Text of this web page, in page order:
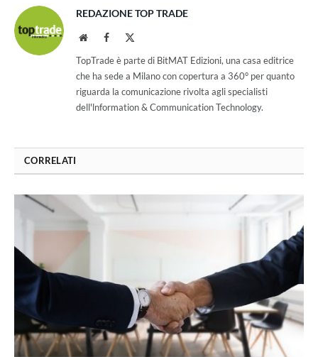
REDAZIONE TOP TRADE
WebsiteFacebook
TopTrade è parte di BitMAT Edizioni, una casa editrice
che ha sede a Milano con copertura a 360° per quanto
riguarda la comunicazione rivolta agli specialisti
dell'lnformation & Communication Technology.
CORRELATI